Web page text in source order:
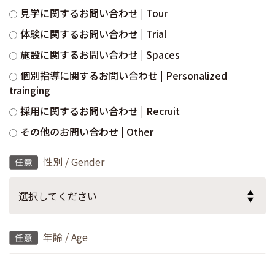
見学に関するお問い合わせ | Tour
体験に関するお問い合わせ | Trial
施設に関するお問い合わせ | Spaces
個別指導に関するお問い合わせ | Personalized
trainging
採用に関するお問い合わせ | Recruit
その他のお問い合わせ | Other
性別 / Gender
年齢 / Age